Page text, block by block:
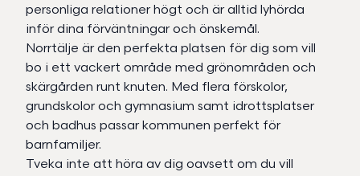
personliga relationer högt och är alltid lyhörda
inför dina förväntningar och önskemål.
Norrtälje är den perfekta platsen för dig som vill
bo i ett vackert område med grönområden och
skärgården runt knuten. Med flera förskolor,
grundskolor och gymnasium samt idrottsplatser
och badhus passar kommunen perfekt för
barnfamiljer.
Tveka inte att höra av dig oavsett om du vill